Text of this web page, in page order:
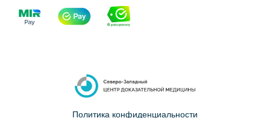
Политика конфиденциальности